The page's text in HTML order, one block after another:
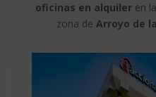
oficinas en alquileren
zona deArroyo de